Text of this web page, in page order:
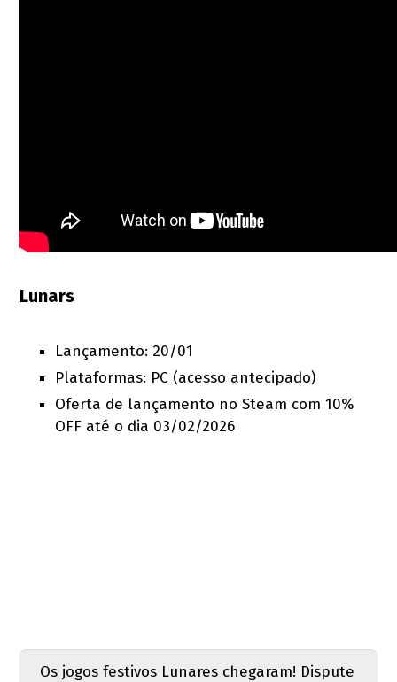
Lunars
Lançamento: 20/01
Plataformas: PC (acesso antecipado)
Oferta de lançamento no Steam com 10%
OFF até o dia 03/02/2026
Os jogos festivos Lunares chegaram! Dispute